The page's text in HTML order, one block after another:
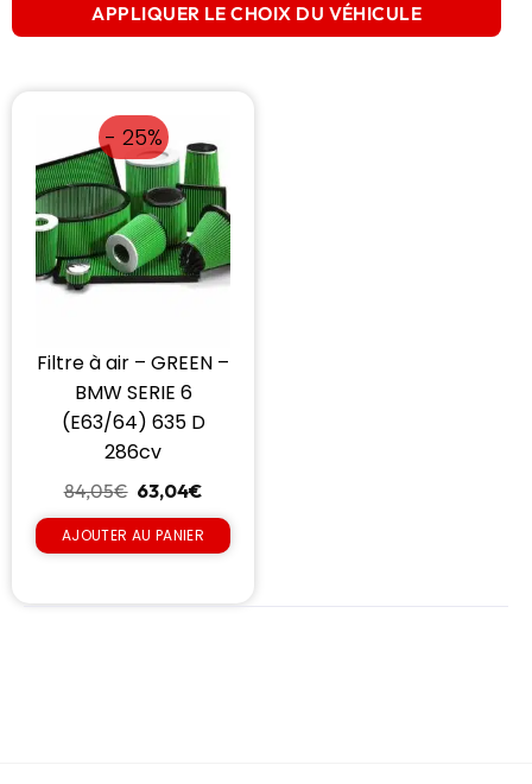
APPLIQUER LE CHOIX DU VÉHICULE
- 25%
Filtre à air – GREEN –
BMW SERIE 6
(E63/64) 635 D
286cv
84,05€ 63,04€
AJOUTER AU PANIER